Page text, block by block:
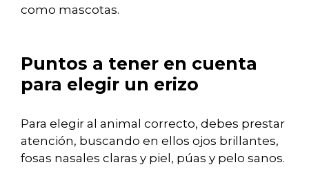
como mascotas.
Puntos a tener en cuenta
para elegir un erizo
Para elegir al animal correcto, debes prestar
atención, buscando en ellos ojos brillantes,
fosas nasales claras y piel, púas y pelo sanos.